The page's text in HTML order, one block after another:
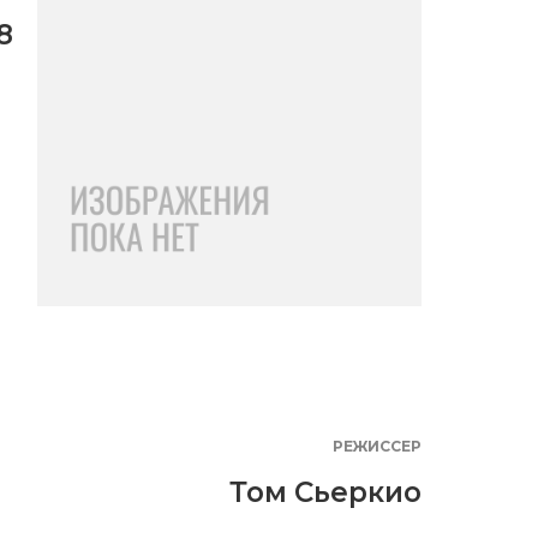
РЕЖИССЕР
Том Сьеркио